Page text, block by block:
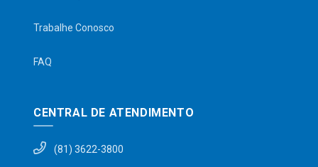
Trabalhe Conosco
FAQ
CENTRAL DE ATENDIMENTO
(81) 3622-3800